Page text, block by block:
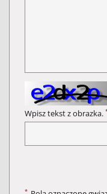
Wpisz tekst z obrazka.
*